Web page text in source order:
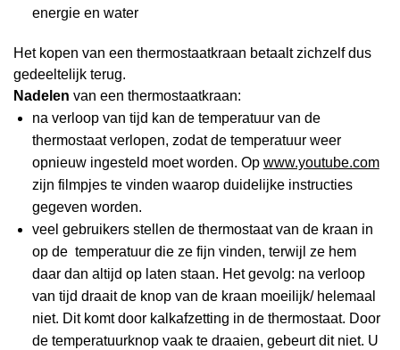
energie en water
Het kopen van een thermostaatkraan betaalt zichzelf dus
gedeeltelijk terug.
Nadelen van een thermostaatkraan:
na verloop van tijd kan de temperatuur van de
thermostaat verlopen, zodat de temperatuur weer
opnieuw ingesteld moet worden. Op www.youtube.com
zijn filmpjes te vinden waarop duidelijke instructies
gegeven worden.
veel gebruikers stellen de thermostaat van de kraan in
op de temperatuur die ze fijn vinden, terwijl ze hem
daar dan altijd op laten staan. Het gevolg: na verloop
van tijd draait de knop van de kraan moeilijk/ helemaal
niet. Dit komt door kalkafzetting in de thermostaat. Door
de temperatuurknop vaak te draaien, gebeurt dit niet. U